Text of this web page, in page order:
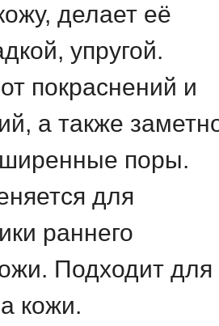
делает её
упругой.
покраснений и
а также
поры.
для
раннего
Подходит для
кожи.